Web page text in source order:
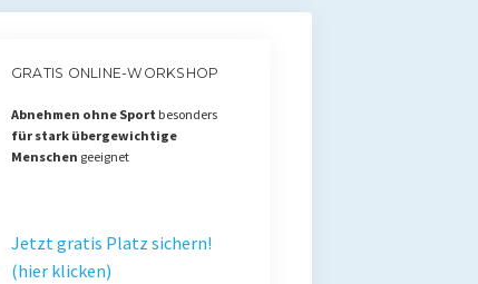
GRATIS ONLINE-WORKSHOP
Abnehmen ohne Sport besonders
für stark übergewichtige
Menschen geeignet
Jetzt gratis Platz sichern!
(hier klicken)